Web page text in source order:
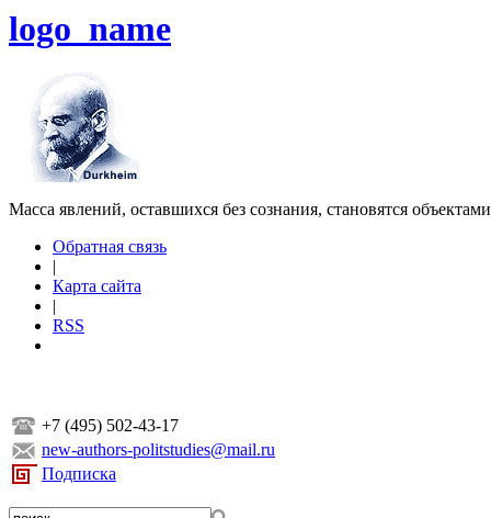
logo_name
Масса явлений, оставшихся без сознания, становятся
Обратная связь
|
Карта сайта
|
RSS
+7 (495) 502-43-17
new-authors-politstudies@mail.ru
Подписка